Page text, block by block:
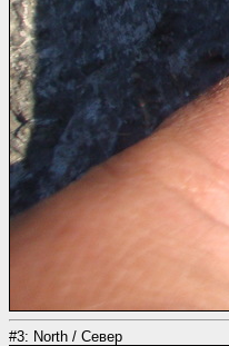
#3: North / Север